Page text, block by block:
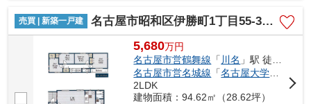
売買 | 新築一戸建 名古屋市昭和区伊勝町1丁目55-3【仲介手数料無料】新築一戸建て
5,680万円
名古屋市営鶴舞線 「 川名 」駅 徒歩13分
名古屋市営名城線 「名古屋大学」駅 徒
2LDK
建物面積：94.62㎡（28.62坪）